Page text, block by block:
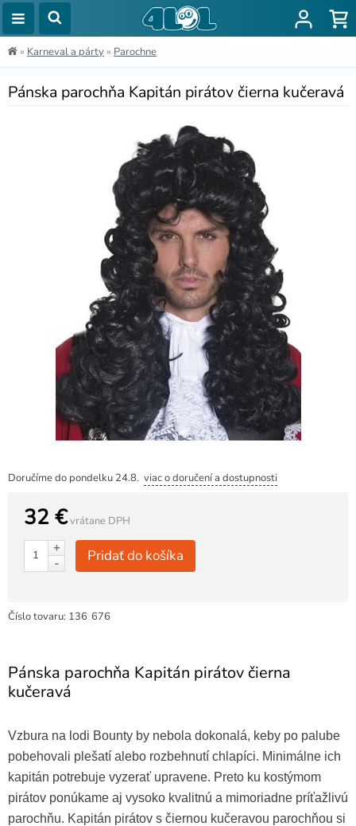
» Karneval a párty » Parochne
Pánska parochňa Kapitán pirátov čierna kučeravá
Doručíme do pondelku 24.8. viac o doručení a dostupnosti
32 €vrátane DPH
+
-
Pridať do košíka
Číslo tovaru: 136 676
Pánska parochňa Kapitán pirátov čierna
kučeravá
Vzbura na lodi Bounty by nebola dokonalá, keby po palube
pobehovali plešatí alebo rozbehnutí chlapíci. Minimálne ich
kapitán potrebuje vyzerať upravene. Preto ku kostýmom
pirátov ponúkame aj vysoko kvalitnú a mimoriadne príťažlivú
parochňu. Kapitán pirátov s čiernou kučeravou parochňou si